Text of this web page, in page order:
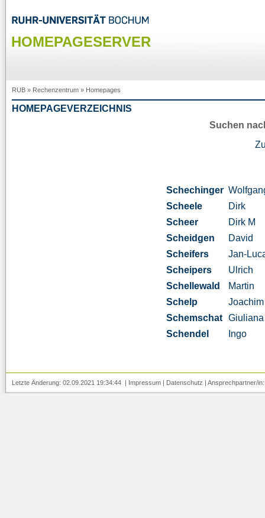
HOMEPAGESERVER
RUB » Rechenzentrum » Homepages
HOMEPAGEVERZEICHNIS
Suchen
Schechinger
Scheele
Dirk
Scheer
Dirk M
Scheidgen
David
Scheifers
Jan-
Scheipers
Ulrich
Schellewald
Martin
Schelp
Joachim
Schemschat Giuliana
Schendel
Ingo
Letzte Änderung: 02.09.2021 19:34:44 | Impressum | Datenschutz | Ansprechpartner/